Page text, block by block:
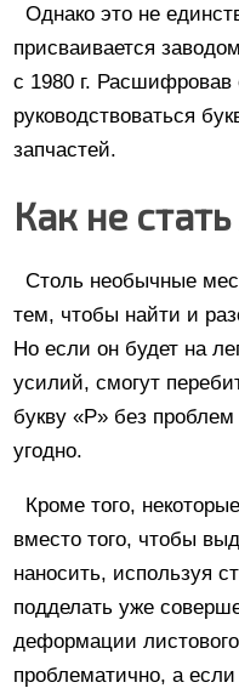
Однако это не
присваивается
с 1980 г. Расшифровав
руководствоваться
запчастей.
Как не
Столь необычные
тем, чтобы найти и
Но если он будет на
усилий, смогут
букву «P» без
угодно.
Кроме того,
вместо того, чтобы
наносить, используя
подделать уже
деформации
проблематично, а